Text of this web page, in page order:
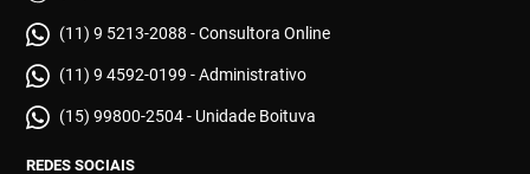
(11) 9 5213-2088 - Consultora Online
(11) 9 4592-0199 - Administrativo
(15) 99800-2504 - Unidade Boituva
REDES SOCIAIS